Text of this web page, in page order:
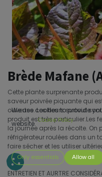
Brède Mafane
Cette plante surprenante
saveur poivrée piquante qui
ouvertes. Les fleurs surtout
produit est très particulier.Les
la journée après la récolte. On
réfrigérateur roulées dans un
faire sécher et les utiliser
ENTRETIEN ET AURTRE
We use cookies to provide
website. Cookie Policy
Only essentials Allow all